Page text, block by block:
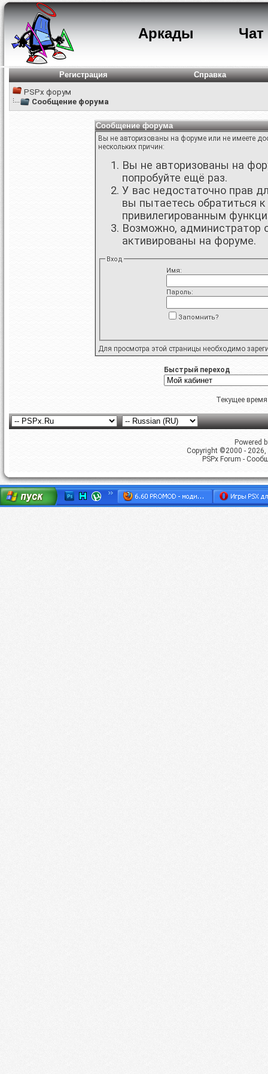
Аркады Чат
Регистрация
Справка
PSPx форум
Сообщение форума
Сообщение форума
Вы не авторизованы на форуме или не имеете
нескольких причин:
Вы не авторизованы на
попробуйте ещё раз.
У вас недостаточно прав
вы пытаетесь обратиться
привилегированным
Возможно, администратор
активированы на форуме.
Вход
Имя:
Пароль:
Запомнить?
Для просмотра этой страницы необходимо
Быстрый переход
Текущее
Powered
Copyright ©2000 -
PSPx Forum -